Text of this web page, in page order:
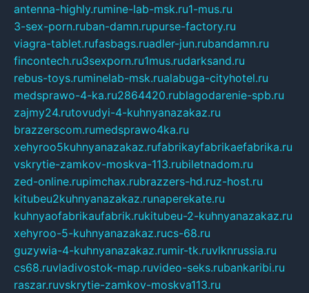
antenna-highly.rumine-lab-msk.ru1-mus.ru
3-sex-porn.ruban-damn.rupurse-factory.ru
viagra-tablet.rufasbags.ruadler-jun.rubandamn.ru
fincontech.ru3sexporn.ru1mus.rudarksand.ru
rebus-toys.ruminelab-msk.rualabuga-cityhotel.ru
medsprawo-4-ka.ru2864420.rublagodarenie-spb.ru
zajmy24.rutovudyi-4-kuhnyanazakaz.ru
brazzerscom.rumedsprawo4ka.ru
xehyroo5kuhnyanazakaz.rufabrikayfabrikaefabrika.ru
vskrytie-zamkov-moskva-113.rubiletnadom.ru
zed-online.rupimchax.rubrazzers-hd.ruz-host.ru
kitubeu2kuhnyanazakaz.runaperekate.ru
kuhnyaofabrikaufabrik.rukitubeu-2-kuhnyanazakaz.ru
xehyroo-5-kuhnyanazakaz.rucs-68.ru
guzywia-4-kuhnyanazakaz.rumir-tk.ruvlknrussia.ru
cs68.ruvladivostok-map.ruvideo-seks.rubankaribi.ru
raszar.ruvskrytie-zamkov-moskva113.ru